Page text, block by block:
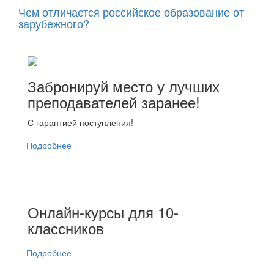
Чем отличается российское образование от
зарубежного?
Забронируй место у лучших
преподавателей заранее!
С гарантией поступления!
Подробнее
Онлайн-курсы для 10-
классников
Подробнее